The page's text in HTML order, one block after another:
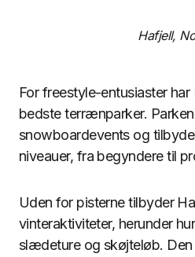
Hafjell,
For freestyle-entusiaster
bedste terrænparker.
snowboardevents og
niveauer, fra begyndere til
Uden for pisterne tilbyder
vinteraktiviteter, herunder
slædeture og skøjteløb.